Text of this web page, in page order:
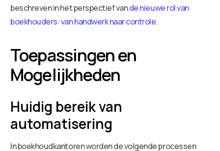
beschreven in het perspectief vande nieuwe rol van
boekhouders: van handwerk naar controle.
Toepassingen en
Mogelijkheden
Huidig bereik van
automatisering
In boekhoudkantoren worden de volgende processen